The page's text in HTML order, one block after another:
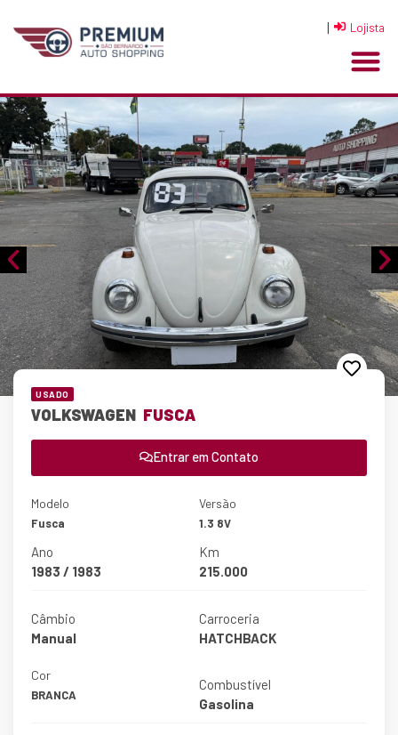
| Lojista
USADO
VOLKSWAGEN FUSCA
Entrar em Contato
Modelo
Fusca
Versão
1.3 8V
Ano
1983 / 1983
Km
215.000
Câmbio
Manual
Carroceria
HATCHBACK
Cor
BRANCA
Combustível
Gasolina